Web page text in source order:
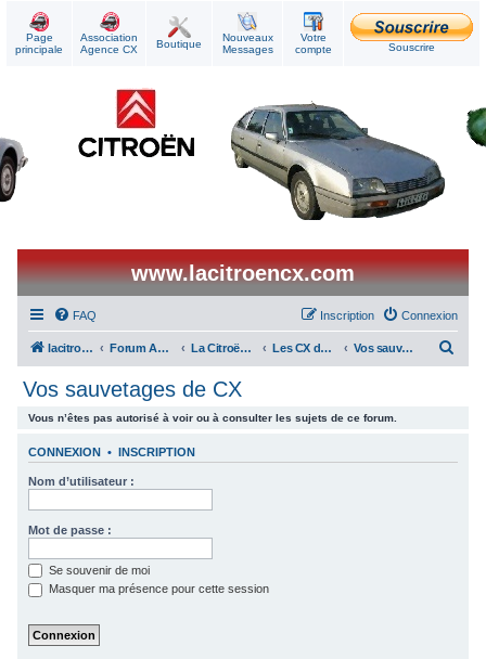
Page
principale
Association
Agence CX
Boutique
Nouveaux
Messages
Votre
compte
Souscrire
www.lacitroencx.com
FAQ Connexion
Inscription
lacitroencx Forum Agence CX La Citroën CX au quotidien Les CX des membres Vos sauvetages de CX
Vos sauvetages de CX
Vous n’êtes pas autorisé à voir ou à consulter les sujets de ce forum.
CONNEXION • INSCRIPTION
Nom d’utilisateur :
Mot de passe :
Se souvenir de moi
Masquer ma présence pour cette session